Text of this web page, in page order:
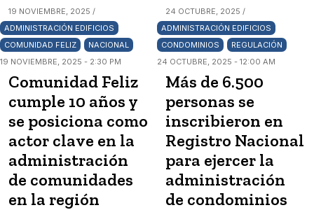
19 NOVIEMBRE, 2025 /
ADMINISTRACIÓN EDIFICIOS
COMUNIDAD FELIZ
NACIONAL
19 NOVIEMBRE, 2025 - 2:30 PM
Comunidad Feliz
cumple 10 años y
se posiciona como
actor clave en la
administración
de comunidades
en la región
24 OCTUBRE, 2025 /
ADMINISTRACIÓN EDIFICIOS
CONDOMINIOS
REGULACIÓN
24 OCTUBRE, 2025 - 12:00 AM
Más de 6.500
personas se
inscribieron en
Registro Nacional
para ejercer la
administración
de condominios